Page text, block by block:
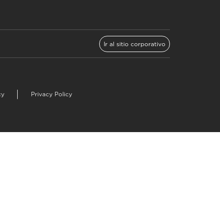
Ir al sitio corporativo
Privacy Policy